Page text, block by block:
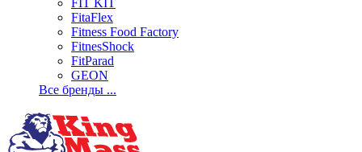
FIT KIT
FitaFlex
Fitness Food Factory
FitnesShock
FitParad
GEON
Все бренды ...